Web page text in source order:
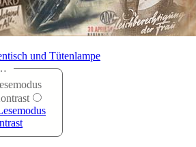
und Tütenlampe